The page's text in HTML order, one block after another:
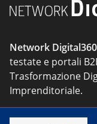
Network Digital360
testate e portali
Trasformazione
Imprenditoriale.